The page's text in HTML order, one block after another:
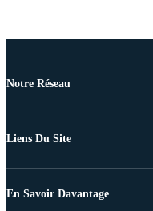
Notre Réseau
Liens Du Site
En Savoir Davantage